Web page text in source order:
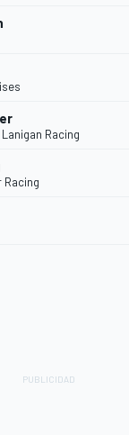
Racing